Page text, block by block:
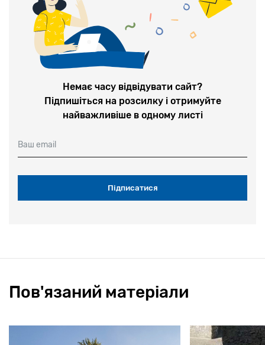
Немає часу відвідувати сайт?
Підпишіться на розсилку і отримуйте
найважливіше в одному листі
Ваш email
Пов'язаний матеріали